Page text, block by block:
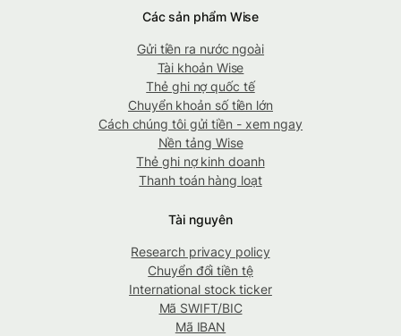
Các sản phẩm Wise
Gửi tiền ra nước ngoài
Tài khoản Wise
Thẻ ghi nợ quốc tế
Chuyển khoản số tiền lớn
Cách chúng tôi gửi tiền - xem ngay
Nền tảng Wise
Thẻ ghi nợ kinh doanh
Thanh toán hàng loạt
Tài nguyên
Research privacy policy
Chuyển đổi tiền tệ
International stock ticker
Mã SWIFT/BIC
Mã IBAN